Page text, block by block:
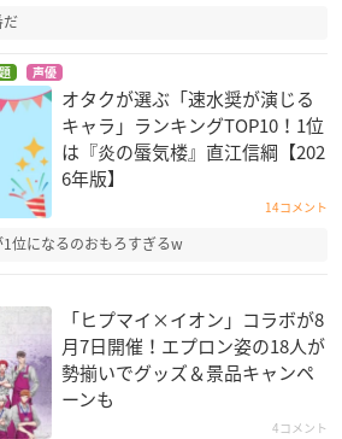
声優
オタクが選ぶ「速水奨が演じる
キャラ」ランキングTOP10！1位
は『炎の蜃気楼』直江信綱【202
6年版】
14コメント
位になるのおもろすぎるw
「ヒプマイ×イオン」コラボが8
月7日開催！エプロン姿の18人が
勢揃いでグッズ＆景品キャンペ
ーンも
4コメント